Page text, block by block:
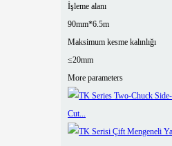
İşleme alanı
90mm*6.5m
Maksimum kesme kalınlığı
≤20mm
More parameters